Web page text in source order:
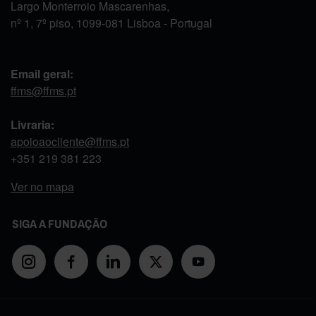
Largo Monterroio Mascarenhas,
nº 1, 7º piso, 1099-081 Lisboa - Portugal
Email geral:
ffms@ffms.pt
Livraria:
apoioaocliente@ffms.pt
+351 219 381 223
Ver no mapa
SIGA A FUNDAÇÃO